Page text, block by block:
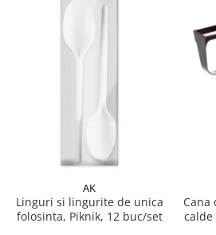
Odorizante Camera
Odorizante Speciale
PACHETE PROMO
Solutii de indepartarea cimentului
Articole de bucatarie si catering
Pahare de unica folosinta
Dispensere hartie
Dispensere sapun
HARTIE
Hartie igienica
AK
Linguri si lingurite de unica
folosinta, Piknik, 12 buc/set
calde